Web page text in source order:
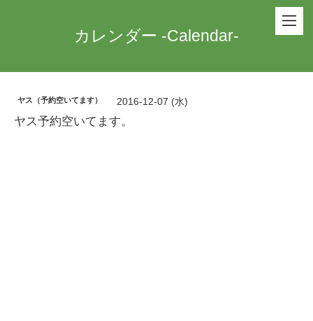
カレンダー -Calendar-
ヤス（予約空いてます） 2016-12-07 (水)
ヤス予約空いてます。